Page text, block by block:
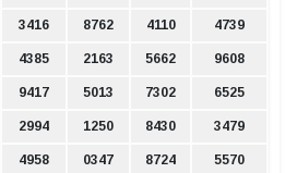
3416 8762 4110 4739
4385 2163 5662 9608
9417 5013 7302 6525
2994 1250 8430 3479
4958 0347 8724 5570